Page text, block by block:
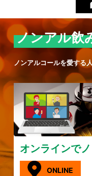
ノンアル飲
ノンアルコールを愛する
オンラインで
ONLINE